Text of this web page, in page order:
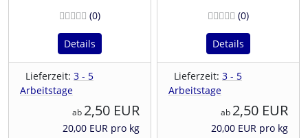
(0Bewertungen
)
Details
Lieferzeit: 3 - 5
Arbeitstage
ab 2,50 EUR
20,00 EUR pro kg
(0)
Details
Lieferzeit: 3 - 5
Arbeitstage
ab 2,50 EUR
20,00 EUR pro kg